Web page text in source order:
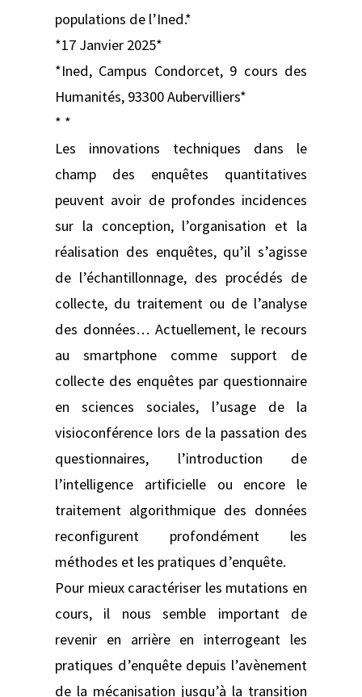
populations de l’Ined.*
*17 Janvier 2025*
*Ined, Campus Condorcet, 9 cours des
Humanités, 93300 Aubervilliers*
* *
Les innovations techniques dans le
champ des enquêtes quantitatives
peuvent avoir de profondes incidences
sur la conception, l’organisation et la
réalisation des enquêtes, qu’il s’agisse
de l’échantillonnage, des procédés de
collecte, du traitement ou de l’analyse
des données… Actuellement, le recours
au smartphone comme support de
collecte des enquêtes par questionnaire
en sciences sociales, l’usage de la
visioconférence lors de la passation des
questionnaires, l’introduction de
l’intelligence artificielle ou encore le
traitement algorithmique des données
reconfigurent profondément les
méthodes et les pratiques d’enquête.
Pour mieux caractériser les mutations en
cours, il nous semble important de
revenir en arrière en interrogeant les
pratiques d’enquête depuis l’avènement
de la mécanisation jusqu’à la transition